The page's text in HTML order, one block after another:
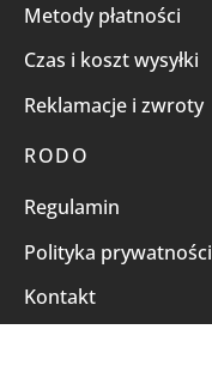
Metody płatności
Czas i koszt wysyłki
Reklamacje i zwroty
RODO
Regulamin
Polityka prywatności
Kontakt